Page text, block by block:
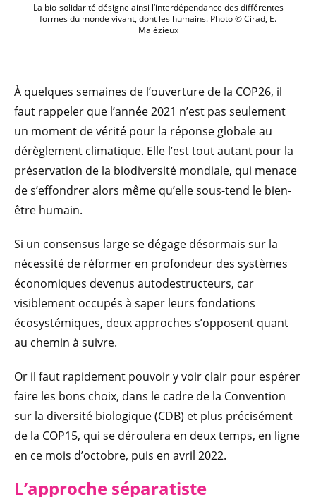
La bio-solidarité désigne ainsi
La bio-solidarité désigne ainsi l’interdépendance des différentes
formes du monde vivant, dont les humains. Photo © Cirad, E.
Malézieux
À quelques semaines de l’ouverture de la COP26, il
faut rappeler que l’année 2021 n’est pas seulement
un moment de vérité pour la réponse globale au
dérèglement climatique. Elle l’est tout autant pour la
préservation de la biodiversité mondiale, qui menace
de s’effondrer alors même qu’elle sous-tend le bien-
être humain.
Si un consensus large se dégage désormais sur la
nécessité de réformer en profondeur des systèmes
économiques devenus autodestructeurs, car
visiblement occupés à saper leurs fondations
écosystémiques, deux approches s’opposent quant
au chemin à suivre.
Or il faut rapidement pouvoir y voir clair pour espérer
faire les bons choix, dans le cadre de la Convention
sur la diversité biologique (CDB) et plus précisément
de la COP15, qui se déroulera en deux temps, en ligne
en ce mois d’octobre, puis en avril 2022.
L’approche séparatiste